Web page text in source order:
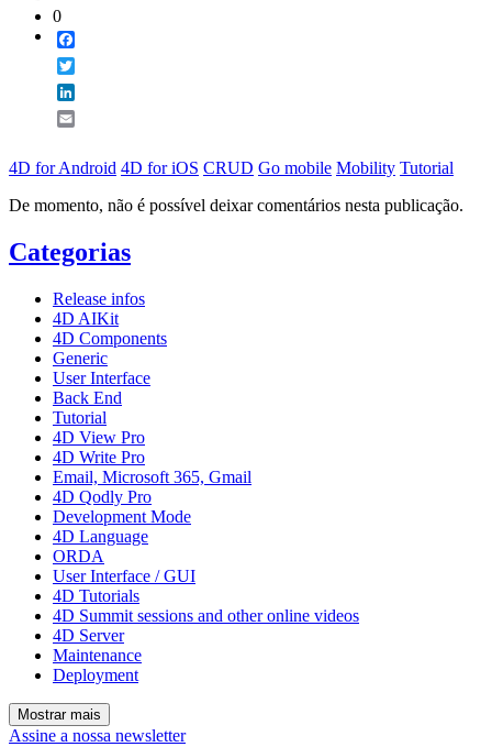
0
4D for Android 4D for iOS CRUD Go mobile Mobility Tutorial
De momento, não é possível deixar comentários nesta publicação.
Categorias
Release infos
4D AIKit
4D Components
Generic
User Interface
Back End
Tutorial
4D View Pro
4D Write Pro
Email, Microsoft 365, Gmail
4D Qodly Pro
Development Mode
4D Language
ORDA
User Interface / GUI
4D Tutorials
4D Summit sessions and other online videos
4D Server
Maintenance
Deployment
Mostrar mais
Assine a nossa newsletter